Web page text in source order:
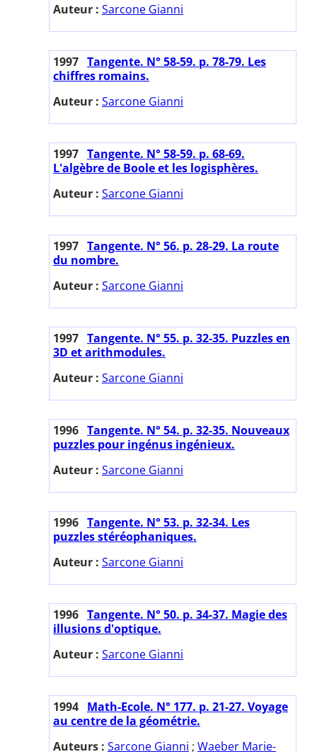
Auteur : Sarcone Gianni
1997 Tangente. N° 58-59. p. 78-79. Les
chiffres romains.
Auteur : Sarcone Gianni
1997 Tangente. N° 58-59. p. 68-69.
L'algèbre de Boole et les logisphères.
Auteur : Sarcone Gianni
1997 Tangente. N° 56. p. 28-29. La route
du nombre.
Auteur : Sarcone Gianni
1997 Tangente. N° 55. p. 32-35. Puzzles en
3D et arithmodules.
Auteur : Sarcone Gianni
1996 Tangente. N° 54. p. 32-35. Nouveaux
puzzles pour ingénus ingénieux.
Auteur : Sarcone Gianni
1996 Tangente. N° 53. p. 32-34. Les
puzzles stéréophaniques.
Auteur : Sarcone Gianni
1996 Tangente. N° 50. p. 34-37. Magie des
illusions d'optique.
Auteur : Sarcone Gianni
1994 Math-Ecole. N° 177. p. 21-27. Voyage
au centre de la géométrie.
Auteurs : Sarcone Gianni ; Waeber Marie-